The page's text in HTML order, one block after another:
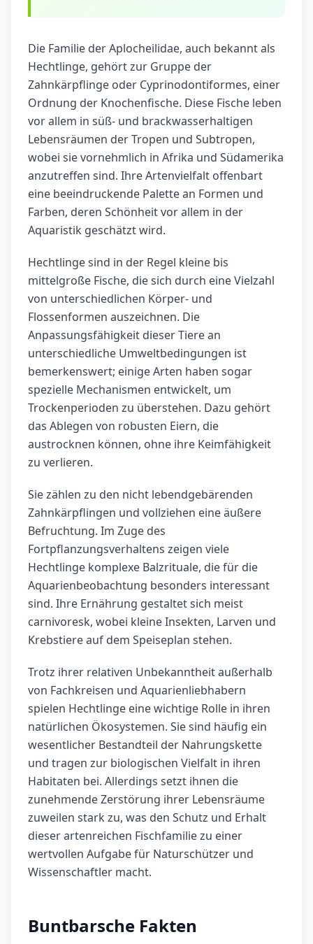
Die Familie der Aplocheilidae, auch bekannt als
Hechtlinge, gehört zur Gruppe der
Zahnkärpflinge oder Cyprinodontiformes, einer
Ordnung der Knochenfische. Diese Fische leben
vor allem in süß- und brackwasserhaltigen
Lebensräumen der Tropen und Subtropen,
wobei sie vornehmlich in Afrika und Südamerika
anzutreffen sind. Ihre Artenvielfalt offenbart
eine beeindruckende Palette an Formen und
Farben, deren Schönheit vor allem in der
Aquaristik geschätzt wird.
Hechtlinge sind in der Regel kleine bis
mittelgroße Fische, die sich durch eine Vielzahl
von unterschiedlichen Körper- und
Flossenformen auszeichnen. Die
Anpassungsfähigkeit dieser Tiere an
unterschiedliche Umweltbedingungen ist
bemerkenswert; einige Arten haben sogar
spezielle Mechanismen entwickelt, um
Trockenperioden zu überstehen. Dazu gehört
das Ablegen von robusten Eiern, die
austrocknen können, ohne ihre Keimfähigkeit
zu verlieren.
Sie zählen zu den nicht lebendgebärenden
Zahnkärpflingen und vollziehen eine äußere
Befruchtung. Im Zuge des
Fortpflanzungsverhaltens zeigen viele
Hechtlinge komplexe Balzrituale, die für die
Aquarienbeobachtung besonders interessant
sind. Ihre Ernährung gestaltet sich meist
carnivoresk, wobei kleine Insekten, Larven und
Krebstiere auf dem Speiseplan stehen.
Trotz ihrer relativen Unbekanntheit außerhalb
von Fachkreisen und Aquarienliebhabern
spielen Hechtlinge eine wichtige Rolle in ihren
natürlichen Ökosystemen. Sie sind häufig ein
wesentlicher Bestandteil der Nahrungskette
und tragen zur biologischen Vielfalt in ihren
Habitaten bei. Allerdings setzt ihnen die
zunehmende Zerstörung ihrer Lebensräume
zuweilen stark zu, was den Schutz und Erhalt
dieser artenreichen Fischfamilie zu einer
wertvollen Aufgabe für Naturschützer und
Wissenschaftler macht.
Buntbarsche Fakten